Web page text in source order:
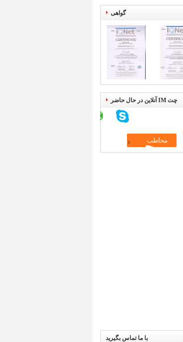
گواهی
چت IM آنلاین در حال حاضر
با ما تماس بگیرید